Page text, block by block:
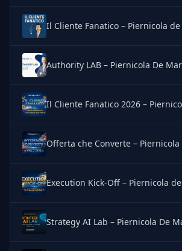
Il Cliente Fanatico – Piernicola
Authority LAB – Piernicola De
Offerta che Converte –
Execution Kick-Off – Piernicola
Strategy AI Lab – Piernicola De